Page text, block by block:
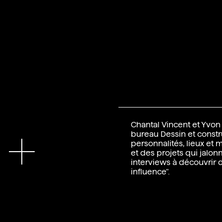
En
Chantal Vincent et
bureau Dessin et
personnalités, lieux et
et des projets qui
interviews à découvrir
influence".